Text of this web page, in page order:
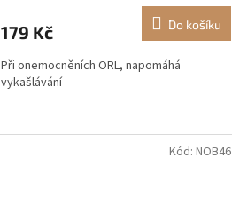
179 Kč Do košíku
Při onemocněních ORL, napomáhá
vykašlávání
Kód: NOB46